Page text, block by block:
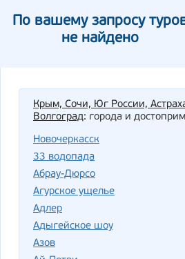
По вашему запросу
не найдено
Крым, Сочи, Юг России,
Волгоград: города и
Новочеркасск
33 водопада
Абрау-Дюрсо
Агурское ущелье
Адлер
Адыгейское шоу
Азов